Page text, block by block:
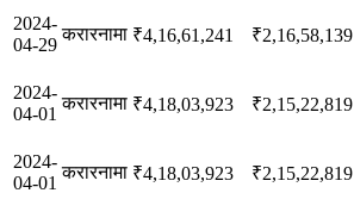
2024-
04-29
करारनामा ₹4,16,61,241 ₹2,16,58,139
2024-
04-01
करारनामा ₹4,18,03,923 ₹2,15,22,819
2024-
04-01
करारनामा ₹4,18,03,923 ₹2,15,22,819